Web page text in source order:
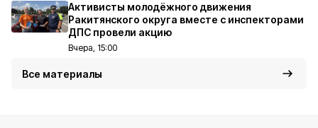
Активисты молодёжного движения
Ракитянского округа вместе с инспекторами
ДПС провели акцию
Вчера, 15:00
Все материалы